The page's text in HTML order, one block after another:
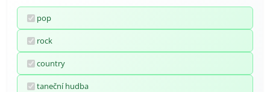
pop
rock
country
taneční hudba